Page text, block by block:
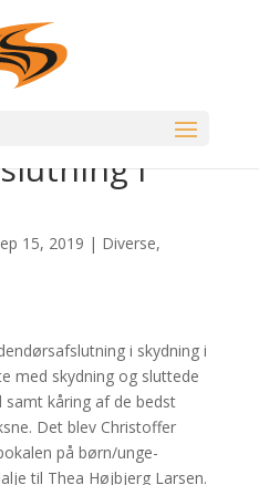
i
15, 2019 | Diverse,
i skydning i
med skydning og sluttede
samt kåring af de bedst
Det blev Christoffer
på børn/unge-
til Thea Højbjerg Larsen.